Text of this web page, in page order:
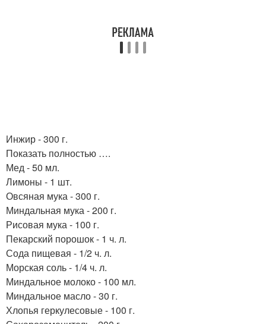
Инжир - 300 г.
Показать полностью ….
Мед - 50 мл.
Лимоны - 1 шт.
Овсяная мука - 300 г.
Миндальная мука - 200 г.
Рисовая мука - 100 г.
Пекарский порошок - 1 ч. л.
Сода пищевая - 1/2 ч. л.
Морская соль - 1/4 ч. л.
Миндальное молоко - 100 мл.
Миндальное масло - 30 г.
Хлопья геркулесовые - 100 г.